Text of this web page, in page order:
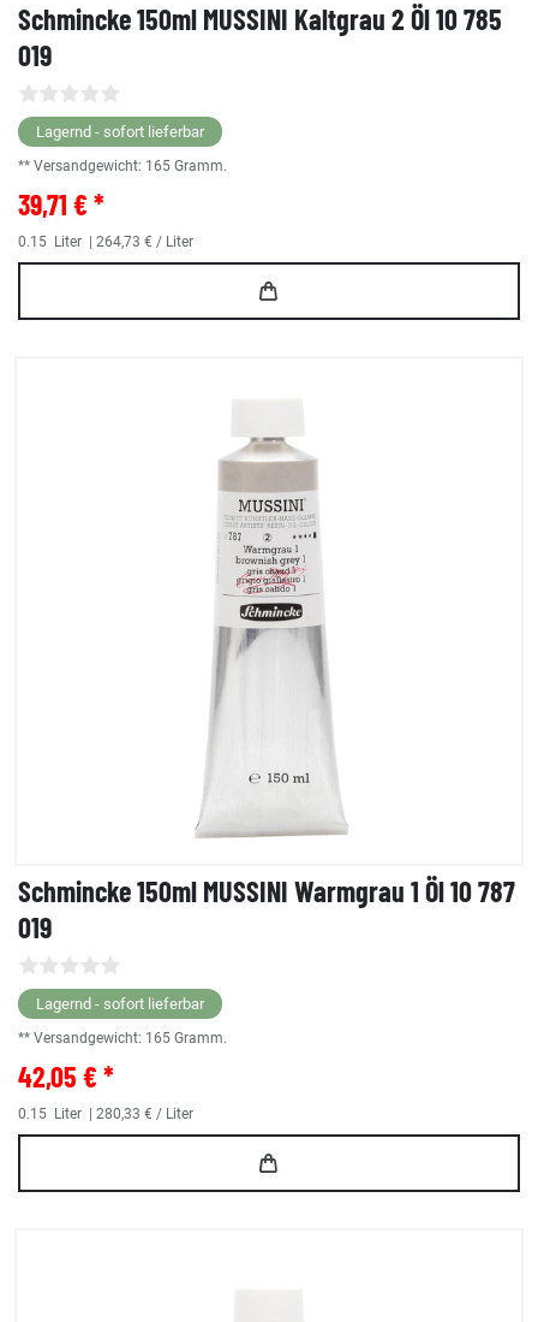
Schmincke 150ml MUSSINI Kaltgrau 2 Öl 10 785
019
Lagernd - sofort lieferbar
** Versandgewicht: 165 Gramm.
39,71 € *
0.15 Liter | 264,73 € / Liter
Schmincke 150ml MUSSINI Warmgrau 1 Öl 10 787
019
Lagernd - sofort lieferbar
** Versandgewicht: 165 Gramm.
42,05 € *
0.15 Liter | 280,33 € / Liter